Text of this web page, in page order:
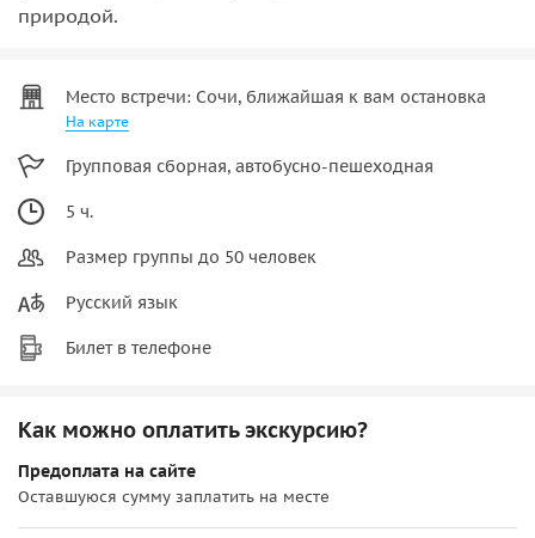
природой.
Место встречи: Сочи, ближайшая к вам остановка
На карте
Групповая сборная, автобусно-пешеходная
5 ч.
Размер группы до 50 человек
Русский язык
Билет в телефоне
Как можно оплатить экскурсию?
Предоплата на сайте
Оставшуюся сумму заплатить на месте